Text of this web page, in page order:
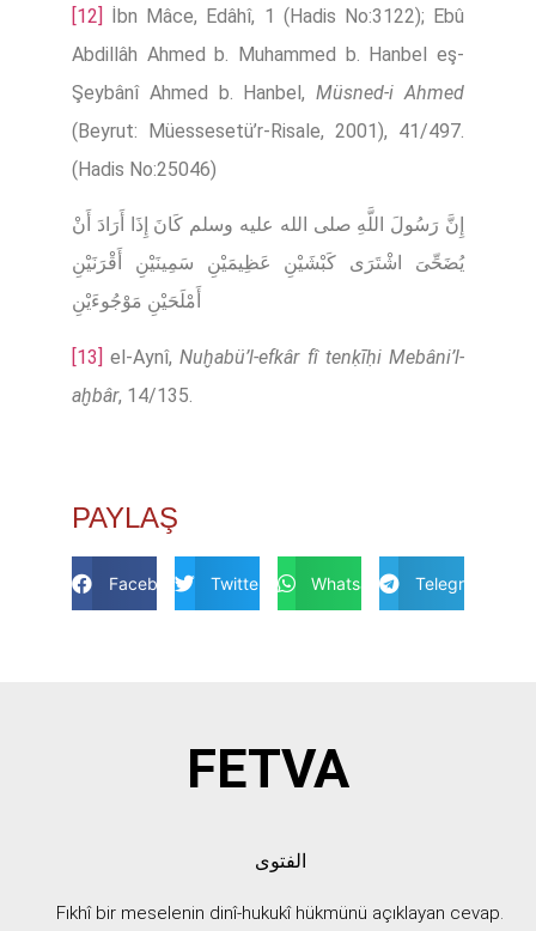
[12] İbn Mâce, Edâhî, 1 (Hadis No:3122); Ebû
Abdillâh Ahmed b. Muhammed b. Hanbel eş-
Şeybânî Ahmed b. Hanbel,Müsned-i Ahmed
(Beyrut: Müessesetü’r-Risale, 2001), 41/497.
(Hadis No:25046)
إِنَّ رَسُولَ اللَّهِ صلى الله عليه وسلم كَانَ إِذَا أَرَادَ أَنْ
يُضَحِّىَ اشْتَرَى كَبْشَيْنِ عَظِيمَيْنِ سَمِينَيْنِ أَقْرَنَيْنِ
أَمْلَحَيْنِ مَوْجُوءَيْنِ
[13] el-Aynî,Nuḫabü’l-efkâr fî tenḳīḥi Mebâni’l-
aḫbâr, 14/135.
PAYLAŞ
Facebook Twitter Whatsapp Telegram
FETVA
الفتوى
Fıkhî bir meselenin dinî-hukukî hükmünü açıklayan cevap.